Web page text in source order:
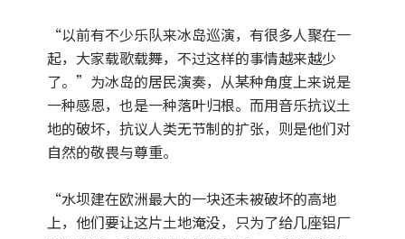
“以前有不少乐队来冰岛巡演，有很多人聚在一
起，大家载歌载舞，不过这样的事情越来越少
了。”为冰岛的居民演奏，从某种角度上来说是
一种感恩，也是一种落叶归根。而用音乐抗议土
地的破坏，抗议人类无节制的扩张，则是他们对
自然的敬畏与尊重。
“水坝建在欧洲最大的一块还未被破坏的高地
上，他们要让这片土地淹没，只为了给几座铝厂